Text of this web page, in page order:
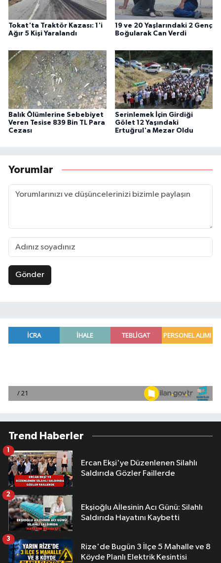
Tokat'ta Traktör Kazası: 1'i
Ağır 5 Kişi Yaralandı
19 ve 20 Yaşlarındaki 2 Genç
Boğularak Can Verdi
Balık Ölümlerine Sebebiyet
Veren Tesise 839 Bin TL Para
Cezası
Serinlemek İçin Girdiği
Gölet 12 Yaşındaki
Ertuğrul'a Mezar Oldu
Yorumlar
Gönder
Trend Haberler
Ercan Ekşi'ye Düzenlenen Silahlı
Saldırıda Gözler Faillerde
1
Ekşioğlu Aİlesinin Acı Günü: Silahlı
Saldırıda Hayatını Kaybetti
2
Rize'de Bugün 3 İlçe 5 Mahalle ve 8
Köyde Planlı Elektrik Kesintisi
3